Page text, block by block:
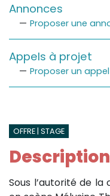
Annonces
Proposer une
Appels à projet
Proposer un
OFFRE | STAGE
Description
Sous l’autorité de